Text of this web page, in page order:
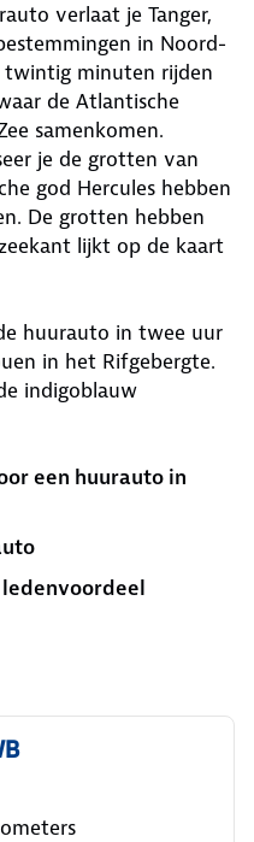
verlaat je Tanger,
in Noord-
twintig minuten rijden
de Atlantische
samenkomen.
je de grotten van
god Hercules hebben
De grotten hebben
lijkt op de kaart
huurauto in twee uur
in het Rifgebergte.
indigoblauw
een huurauto in